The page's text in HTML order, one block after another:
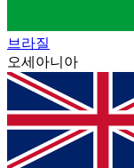
브라질
오세아니아